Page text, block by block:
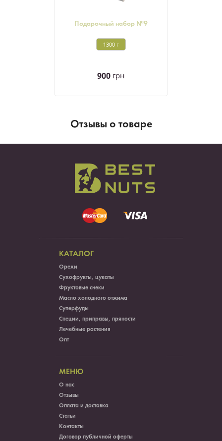
Подарочный набор №9
1300 г
900 грн
Отзывы о товаре
КАТАЛОГ
Орехи
Сухофрукты, цукаты
Фруктовые снеки
Масло холодного отжима
Суперфуды
Специи, приправы, пряности
Лечебные растения
Опт
МЕНЮ
О нас
Отзывы
Оплата и доставка
Статьи
Контакты
Договор публичной оферты